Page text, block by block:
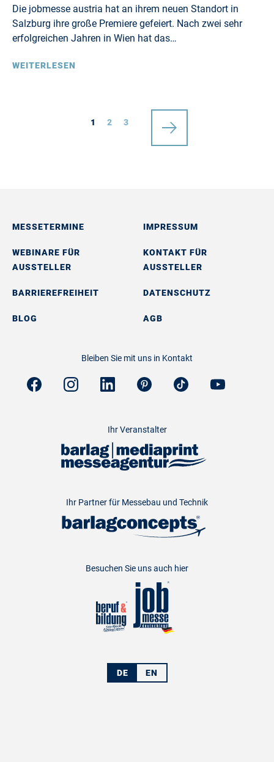
Die jobmesse austria hat an ihrem neuen Standort in
Salzburg ihre große Premiere gefeiert. Nach zwei sehr
erfolgreichen Jahren in Wien hat das…
WEITERLESEN
1 2 3
MESSETERMINE
WEBINARE FÜR
AUSSTELLER
BARRIEREFREIHEIT
BLOG
IMPRESSUM
KONTAKT FÜR
AUSSTELLER
DATENSCHUTZ
AGB
Bleiben Sie mit uns in Kontakt
Ihr Veranstalter
Ihr Partner für Messebau und Technik
Besuchen Sie uns auch hier
DE EN